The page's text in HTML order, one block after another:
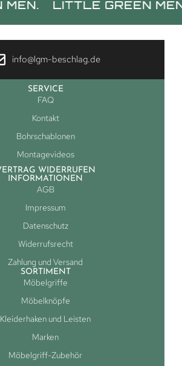
LITTLE GREEN MEN.
info@lgm-beschlag.de
SERVICE
FAQ
Kontakt
Bohrschablonen
Montagevideos
WIDERRUFEN
INFORMATIONEN
AGB
Impressum
Datenschutz
Widerrufsrecht
Zahlung und Versand
SORTIMENT
Möbelgriffe
Möbelknöpfe
Kleiderhaken und Leisten
Marken
Möbelgriff-Zubehör